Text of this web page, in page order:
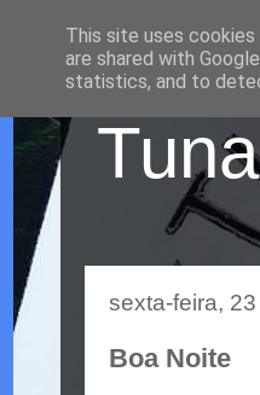
sexta-feira,
Boa Noite
This site uses
are shared with
statistics, and to